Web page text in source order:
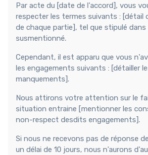
Par acte du [date de l'accord], vous
respecter les termes suivants : [détail
de chaque partie], tel que stipulé
susmentionné.
Cependant, il est apparu que vous
les engagements suivants : [détailler
manquements].
Nous attirons votre attention sur le
situation entraine [mentionner les
non-respect desdits engagements].
Si nous ne recevons pas de réponse
un délai de 10 jours, nous n'aurons